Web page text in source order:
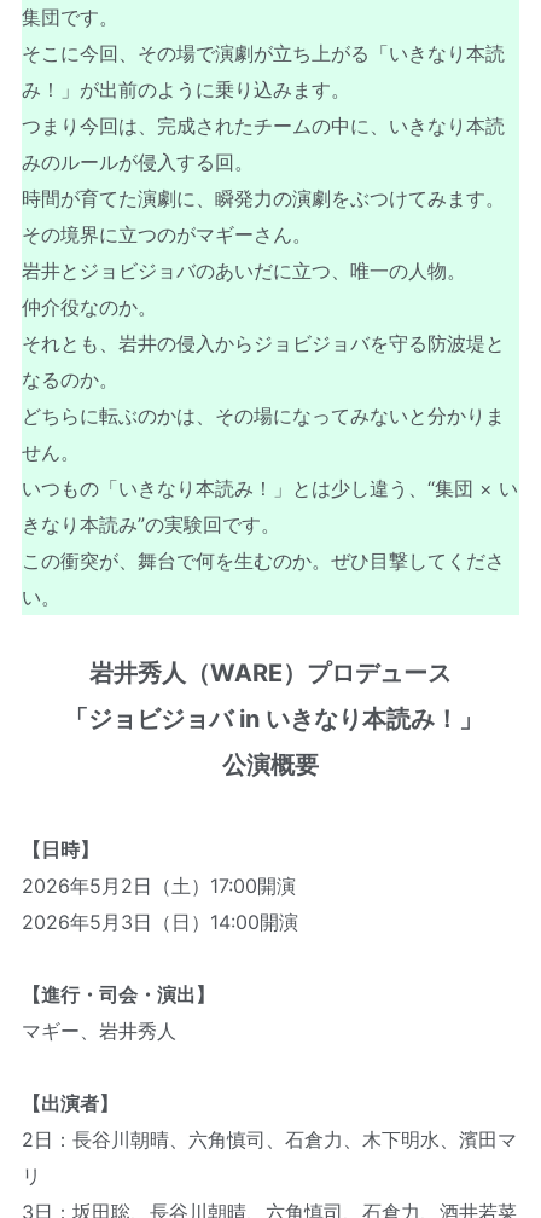
集団です。
そこに今回、その場で演劇が立ち上がる「いきなり本読
み！」が出前のように乗り込みます。
つまり今回は、完成されたチームの中に、いきなり本読
みのルールが侵入する回。
時間が育てた演劇に、瞬発力の演劇をぶつけてみます。
その境界に立つのがマギーさん。
岩井とジョビジョバのあいだに立つ、唯一の人物。
仲介役なのか。
それとも、岩井の侵入からジョビジョバを守る防波堤と
なるのか。
どちらに転ぶのかは、その場になってみないと分かりま
せん。
いつもの「いきなり本読み！」とは少し違う、“集団 × い
きなり本読み”の実験回です。
この衝突が、舞台で何を生むのか。ぜひ目撃してくださ
い。
岩井秀人（WARE）プロデュース
「ジョビジョバ in いきなり本読み！」
公演概要
【日時】
2026年5月2日（土）17:00開演
2026年5月3日（日）14:00開演
【進行・司会・演出】
マギー、岩井秀人
【出演者】
2日：長谷川朝晴、六角慎司、石倉力、木下明水、濱田マ
リ
3日：坂田聡、長谷川朝晴、六角慎司、石倉力、酒井若菜